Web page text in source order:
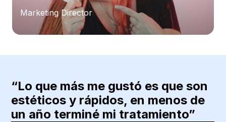
Marketing Director
“Lo que más me gustó es que son
estéticos y rápidos, en menos de
un año terminé mi tratamiento”